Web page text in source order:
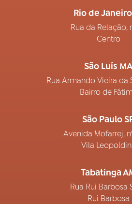
Rio de
Rua da Relação,
Centro
São Luís MA
Rua Armando Vieira da
Bairro de
São Paulo
Avenida Mofarrej,
Vila
Tabatinga
Rua Rui Barbosa
Rui Barbosa